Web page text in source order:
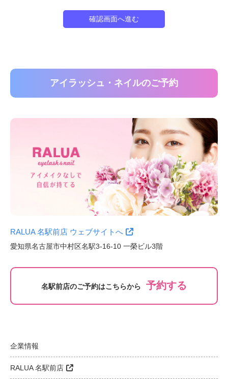
アイラッシュ・ネイルのご予約
RALUA 名駅前店 ウェブサイトへ
愛知県名古屋市中村区名駅3-16-10 一榮ビル3階
名駅前店のご予約はこちらから 予約する
企業情報
RALUA 名駅前店